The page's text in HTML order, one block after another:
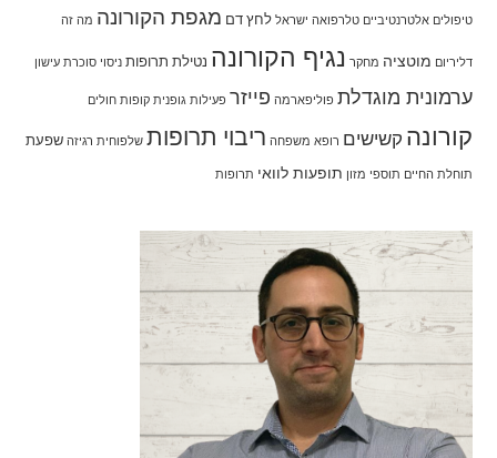
טיפולים אלטרנטיביים טלרפואה ישראל לחץ דם מגפת הקורונה מה זה
דליריום מוטציה מחקר נגיף הקורונה נטילת תרופות ניסוי סוכרת עישון
ערמונית מוגדלת פוליפארמה פייזר פעילות גופנית קופות חולים
קורונה קשישים רופא משפחה ריבוי תרופות שלפוחית רגיזה שפעת
תוחלת החיים תוספי מזון תופעות לוואי תרופות